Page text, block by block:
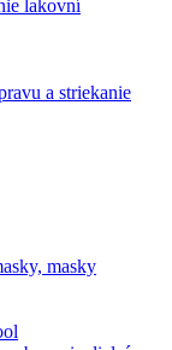
lakovní
a striekanie
masky